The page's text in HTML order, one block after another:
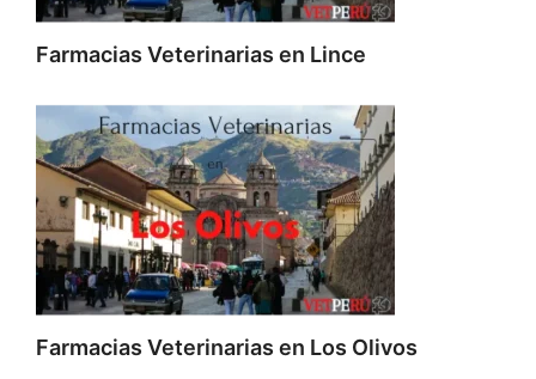
Farmacias Veterinarias en Lince
Farmacias Veterinarias en Los Olivos